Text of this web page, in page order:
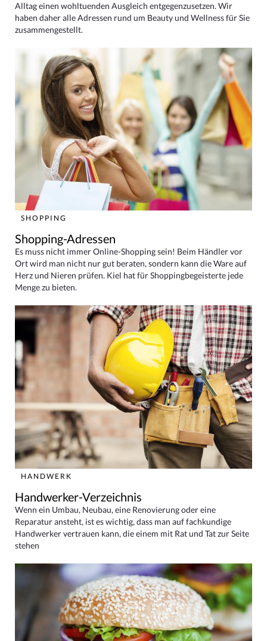
Alltag einen wohltuenden Ausgleich entgegenzusetzen. Wir
haben daher alle Adressen rund um Beauty und Wellness für Sie
zusammengestellt.
SHOPPING
Shopping-Adressen
Es muss nicht immer Online-Shopping sein! Beim Händler vor
Ort wird man nicht nur gut beraten, sondern kann die Ware auf
Herz und Nieren prüfen. Kiel hat für Shoppingbegeisterte jede
Menge zu bieten.
HANDWERK
Handwerker-Verzeichnis
Wenn ein Umbau, Neubau, eine Renovierung oder eine
Reparatur ansteht, ist es wichtig, dass man auf fachkundige
Handwerker vertrauen kann, die einem mit Rat und Tat zur Seite
stehen